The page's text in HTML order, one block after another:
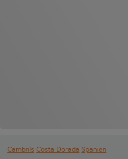
Cambrils Costa Dorada Spanien